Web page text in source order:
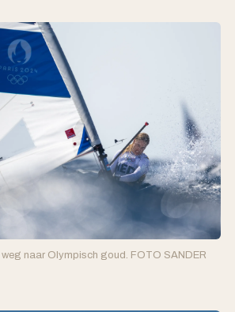
naar Olympisch goud. FOTO SANDER